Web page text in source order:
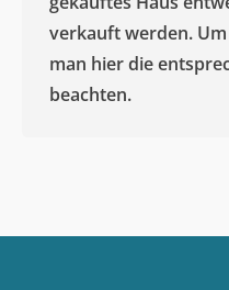
verkauft werden.
man hier die
beachten.